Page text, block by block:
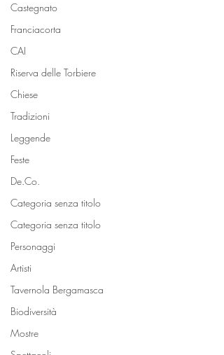
Castegnato
Franciacorta
CAI
Riserva delle Torbiere
Chiese
Tradizioni
Leggende
Feste
De.Co.
Categoria senza titolo
Categoria senza titolo
Personaggi
Artisti
Tavernola Bergamasca
Biodiversità
Mostre